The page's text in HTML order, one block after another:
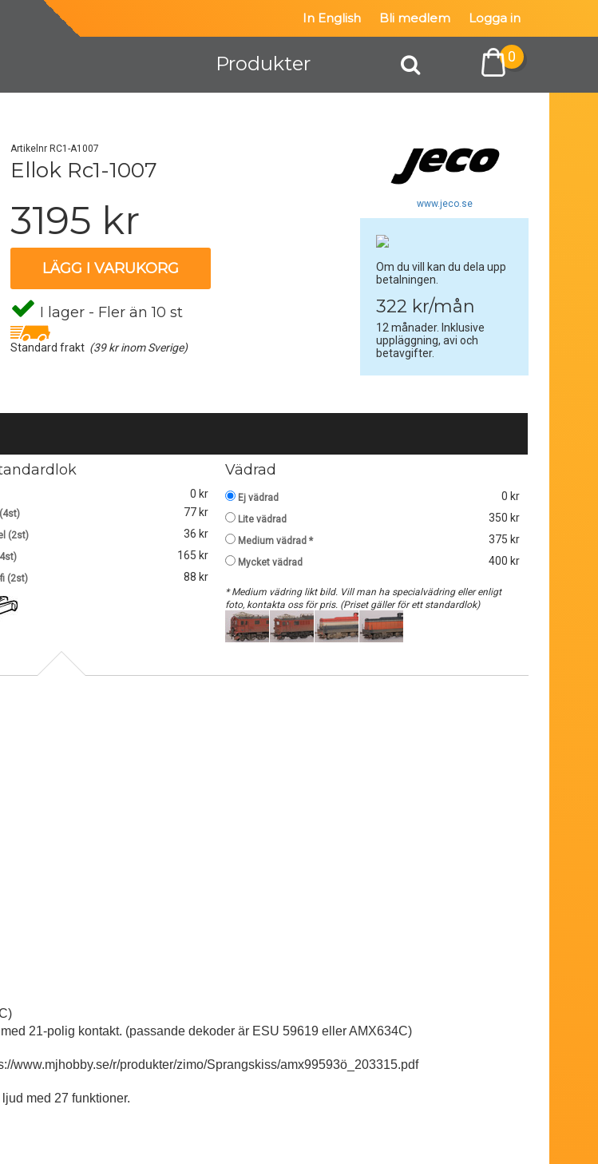
In English Bli medlem Logga in
Produkter 0
Artikelnr RC1-A1007
Ellok Rc1-1007
3195 kr
LÄGG I VARUKORG
I lager - Fler än 10 st
Standard frakt (39 kr inom Sverige)
www.jeco.se
Om du vill kan du dela upp
betalningen.
322 kr/mån
12 månader. Inklusive
uppläggning, avi och
betavgifter.
0 kr
77 kr
(2st) 36 kr
165 kr
(2st) 88 kr
Vädrad
Ej vädrad 0 kr
Lite vädrad 350 kr
Medium vädrad * 375 kr
Mycket vädrad 400 kr
* Medium vädring likt bild. Vill man ha specialvädring eller enligt
foto, kontakta oss för pris. (Priset gäller för ett standardlok)
21-polig kontakt. (passande dekoder är ESU 59619 eller AMX634C)
www.mjhobby.se/r/produkter/zimo/Sprangskiss/amx99593ö_203315.pdf
med 27 funktioner.